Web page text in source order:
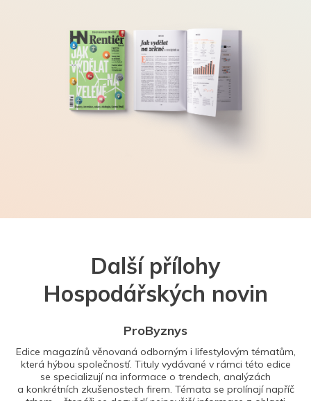
Další přílohy
Hospodářských novin
ProByznys
Edice magazínů věnovaná odborným i lifestylovým tématům,
která hýbou společností. Tituly vydávané v rámci této edice
se specializují na informace o trendech, analýzách
a konkrétních zkušenostech firem. Témata se prolínají napříč